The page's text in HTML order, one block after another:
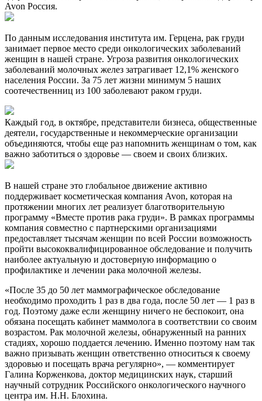
Avon Россия.
По данным исследования института им. Герцена, рак груди
занимает первое место среди онкологических заболеваний
женщин в нашей стране. Угроза развития онкологических
заболеваний молочных желез затрагивает 12,1% женского
населения России. За 75 лет жизни минимум 5 наших
соотечественниц из 100 заболевают раком груди.
Каждый год, в октябре, представители бизнеса, общественные
деятели, государственные и некоммерческие организации
объединяются, чтобы еще раз напомнить женщинам о том, как
важно заботиться о здоровье — своем и своих близких.
В нашей стране это глобальное движение активно
поддерживает косметическая компания Avon, которая на
протяжении многих лет реализует благотворительную
программу «Вместе против рака груди». В рамках программы
компания совместно с партнерскими организациями
предоставляет тысячам женщин по всей России возможность
пройти высококвалифицированное обследование и получить
наиболее актуальную и достоверную информацию о
профилактике и лечении рака молочной железы.
«После 35 до 50 лет маммографическое обследование
необходимо проходить 1 раз в два года, после 50 лет — 1 раз в
год. Поэтому даже если женщину ничего не беспокоит, она
обязана посещать кабинет маммолога в соответствии со своим
возрастом. Рак молочной железы, обнаруженный на ранних
стадиях, хорошо поддается лечению. Именно поэтому нам так
важно призывать женщин ответственно относиться к своему
здоровью и посещать врача регулярно», — комментирует
Галина Корженкова, доктор медицинских наук, старший
научный сотрудник Российского онкологического научного
центра им. Н.Н. Блохина.